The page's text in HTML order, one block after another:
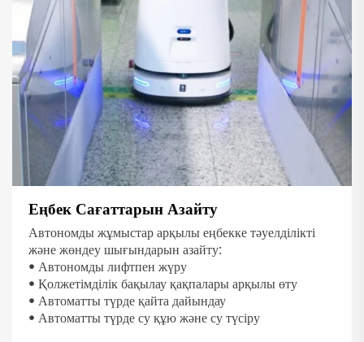
Еңбек Сағаттарын Азайту
Автономды жұмыстар арқылы еңбекке тәуелділікті
және жөндеу шығындарын азайту:
• Автономды лифтпен жүру
• Қолжетімділік бақылау қақпалары арқылы өту
• Автоматты түрде қайта дайындау
• Автоматты түрде су құю және су түсіру